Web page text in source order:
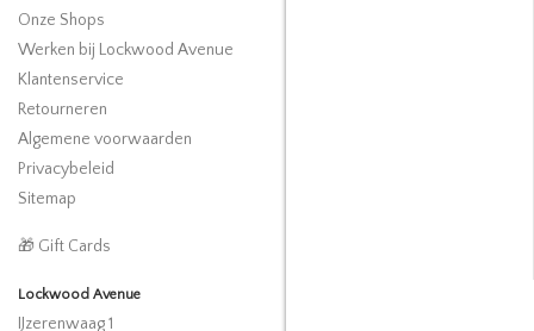
Onze Shops
Werken bij Lockwood Avenue
Klantenservice
Retourneren
Algemene voorwaarden
Privacybeleid
Sitemap
🎁 Gift Cards
Lockwood Avenue
IJzerenwaag 1